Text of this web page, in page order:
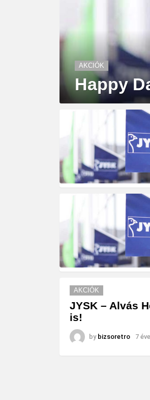
AKCIÓK
Happy
AKCIÓK
JYSK – Alvás
is!
by bizsoretro 7 éve